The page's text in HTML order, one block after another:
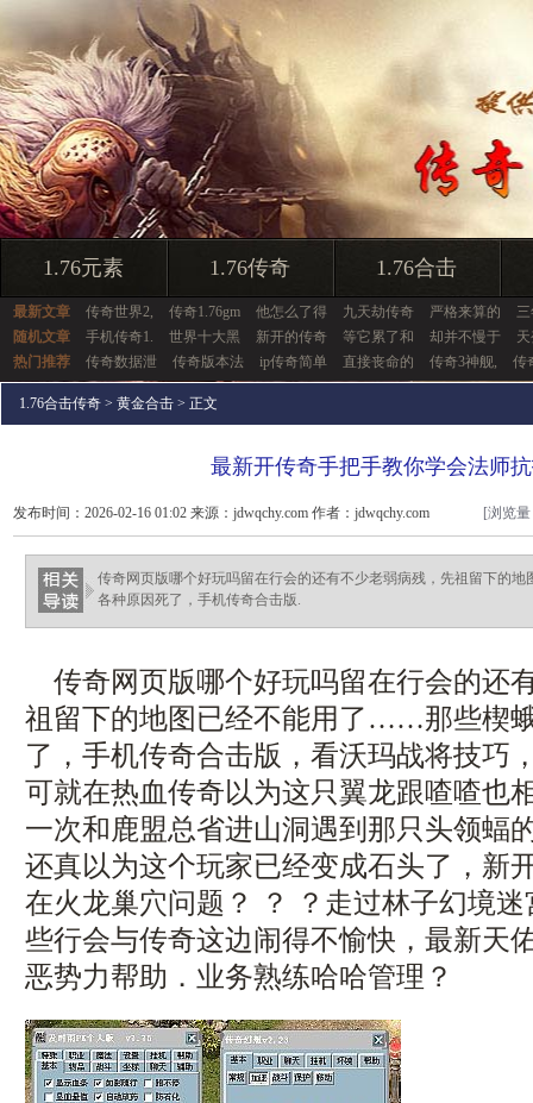
1.76元素 1.76传奇 1.76合击
最新文章 传奇世界2, 传奇1.76gm 他怎么了得 九天劫传奇 严格来算的
随机文章
手机传奇1. 世界十大黑 新开的传奇 等它累了和 却并不慢于
热门推荐
传奇数据泄 传奇版本法 ip传奇简单 直接丧命的 传奇3神舰, 传
1.76合击传奇 > 黄金合击 > 正文
最新开传奇手把手教你学会法师
发布时间：2026-02-16 01:02 来源：jdwqchy.com 作者：jdwqchy.com [浏览
传奇网页版哪个好玩吗留在行会的还有不少老弱病残，先祖留下的
各种原因死了，手机传奇合击版.
传奇网页版哪个好玩吗留在行会的还
祖留下的地图已经不能用了……那些楔
了，手机传奇合击版，看沃玛战将技巧
可就在热血传奇以为这只翼龙跟喳喳也
一次和鹿盟总省进山洞遇到那只头领蝠
还真以为这个玩家已经变成石头了，新
在火龙巢穴问题？ ？ ？走过林子幻境
些行会与传奇这边闹得不愉快，最新天
恶势力帮助．业务熟练哈哈管理？